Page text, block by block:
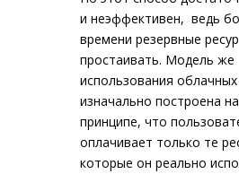
и неэффективен, ведь
времени резервные
простаивать. Модель же
использования
изначально построена
принципе, что
оплачивает только те
которые он реально